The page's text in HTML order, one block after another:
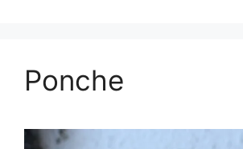
Ponche